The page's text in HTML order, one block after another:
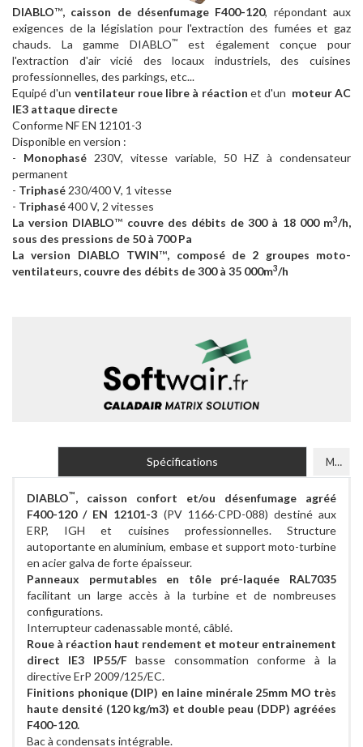
DIABLO™, caisson de désenfumage F400-120, répondant aux
exigences de la législation pour l'extraction des fumées et gaz
chauds. La gamme DIABLO™
est également conçue pour
l'extraction d'air vicié des locaux industriels, des cuisines
professionnelles, des parkings, etc...
Equipé d'un ventilateur roue libre à réaction et d'un moteur AC
IE3 attaque directe
Conforme NF EN 12101-3
Disponible en version :
- Monophasé 230V, vitesse variable, 50 HZ à condensateur
permanent
- Triphasé 230/400 V, 1 vitesse
- Triphasé400 V, 2 vitesses
La version DIABLO™ couvre des débits de 300 à 18 000 m3/h,
sous des pressions de 50 à 700 Pa
La version DIABLO TWIN™, composé de 2 groupes moto-
ventilateurs, couvre des débits de 300 à 35 000m3/h
Spécifications Modèles
DIABLO™, caisson confort et/ou désenfumage agréé
F400-120 / EN 12101-3 (PV 1166-CPD-088) destiné aux
ERP, IGH et cuisines professionnelles. Structure
autoportante en aluminium, embase et support moto-turbine
en acier galva de forte épaisseur.
Panneaux permutables en tôle pré-laquée RAL7035
facilitant un large accès à la turbine et de nombreuses
configurations.
Interrupteur cadenassable monté, câblé.
Roue à réaction haut rendement et moteur entrainement
direct IE3 IP55/Fbasse consommation conforme à la
directive ErP 2009/125/EC.
Finitions phonique (DIP) en laine minérale 25mm MO très
haute densité (120 kg/m3) et double peau (DDP) agréées
F400-120.
Bac à condensats intégrable.